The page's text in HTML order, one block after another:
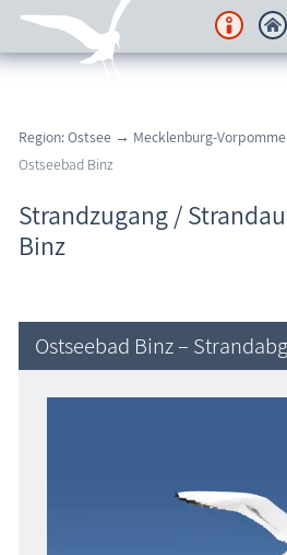
Regionales
Urlaubsorte
Karten
Wissenswertes
Region: Ostsee → Mecklenburg-
Ostseebad Binz
Strandzugang /
Binz
Ostseebad Binz –